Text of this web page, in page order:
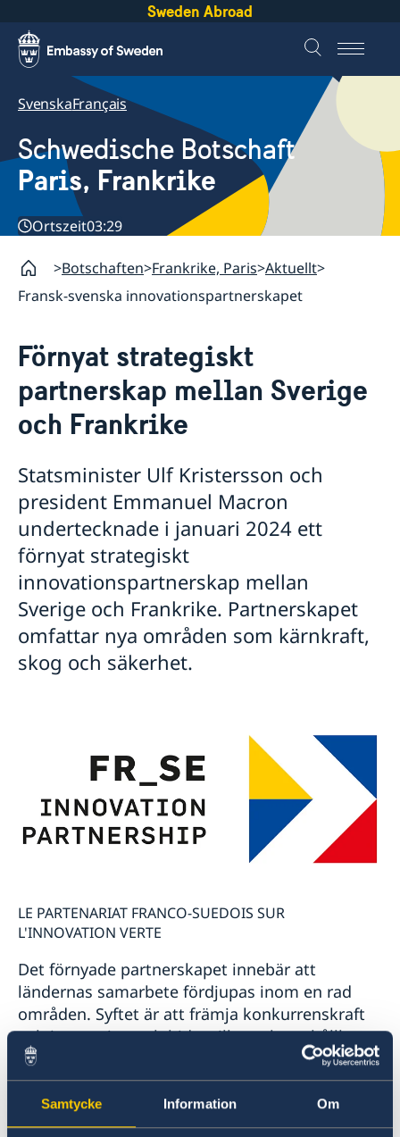
Samtycke Information Om
Sweden Abroad
SvenskaFrançais
Schwedische Botschaft
Paris, Frankrike
Ortszeit03:29
Botschaften Frankrike, Paris Aktuellt
Fransk-svenska innovationspartnerskapet
Förnyat strategiskt
partnerskap mellan Sverige
och Frankrike
Statsminister Ulf Kristersson och
president Emmanuel Macron
undertecknade i januari 2024 ett
förnyat strategiskt
innovationspartnerskap mellan
Sverige och Frankrike. Partnerskapet
omfattar nya områden som kärnkraft,
skog och säkerhet.
LE PARTENARIAT FRANCO-SUEDOIS SUR
L'INNOVATION VERTE
Det förnyade partnerskapet innebär att
ländernas samarbete fördjupas inom en rad
områden. Syftet är att främja konkurrenskraft
och innovation och bidra till att skapa hållbara,
digitala och motståndskraftiga samhällen.
Dessutom breddas partnerskapet till att
omfatta tre helt nya områden; skog, kärnkraft
samt säkerhet.